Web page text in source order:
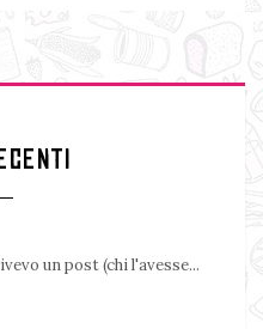
un post (chi l'avesse...